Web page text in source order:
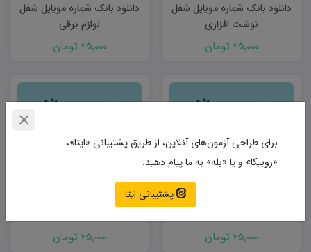
دانلود بانک شماره موبایل شغل
نوشت افزاری
25,000 تومان
دانلود بانک شماره موبایل شغل
لوازم برقی
25,000 تومان
دانلود بانک شماره موبایل شغل
25,000 تومان
دانلود بانک شماره موبایل شغل
25,000 تومان
برای طراحی آزمون‌های آنلاین، از طریق پشتیبانی «ایتا»،
«روبیکا» و یا «بله» به ما پیام دهید.
پشتیبانی ایتا